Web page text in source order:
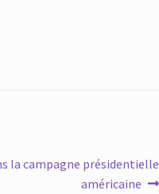
la campagne présidentielle
américaine